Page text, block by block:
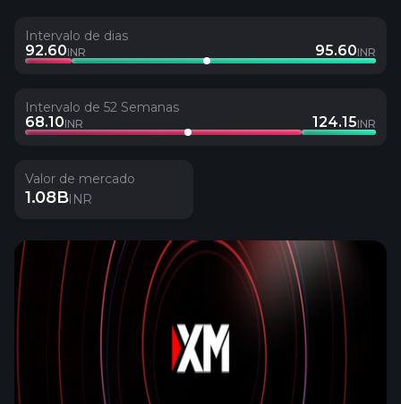
Intervalo de dias
92.60INR 95.60INR
Intervalo de 52 Semanas
68.10INR 124.15INR
Valor de mercado
1.08BINR